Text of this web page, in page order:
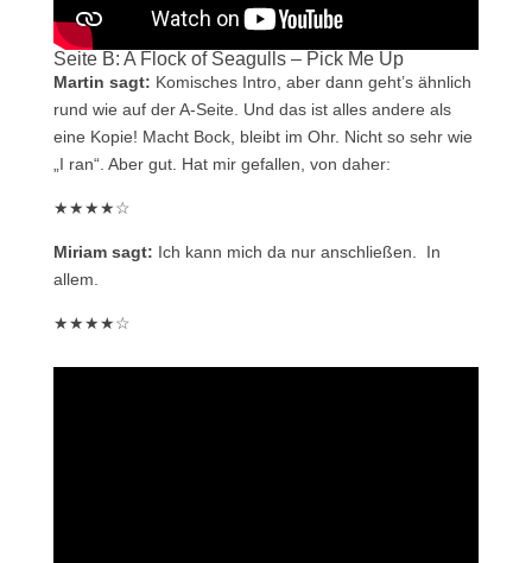
Seite B: A Flock of Seagulls – Pick Me Up
Martin sagt: Komisches Intro, aber dann geht’s ähnlich
rund wie auf der A-Seite. Und das ist alles andere als
eine Kopie! Macht Bock, bleibt im Ohr. Nicht so sehr wie
„I ran“. Aber gut. Hat mir gefallen, von daher:
★★★★☆
Miriam sagt: Ich kann mich da nur anschließen. In
allem.
★★★★☆